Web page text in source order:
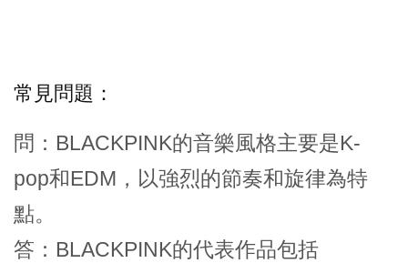
常見問題：
問：BLACKPINK的音樂風格主要是K-
pop和EDM，以強烈的節奏和旋律為特
點。
答：BLACKPINK的代表作品包括